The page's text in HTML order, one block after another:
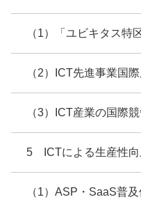
（1）「ユビキタス特
（2）ICT先進事業国
（3）ICT産業の国際
5 ICTによる生産性向
（1）ASP・SaaS普